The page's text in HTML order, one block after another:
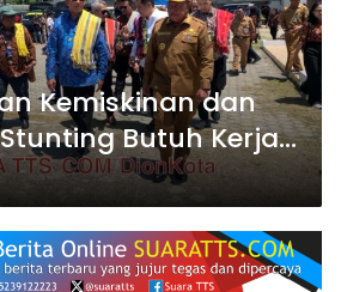
Kemiskinan dan
Butuh Kerja